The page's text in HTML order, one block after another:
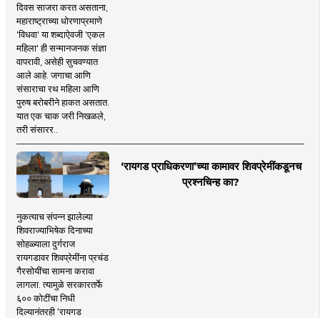
दिवस साजरा करत असताना,
महाराष्ट्राच्या धोरणाप्रमाणे
'विधवा' या शब्दाऐवजी 'एकल
महिला' ही सन्मानजनक संज्ञा
वापरावी, असेही सुचवण्यात
आले आहे. जगाचा आणि
संसाराचा रथ महिला आणि
पुरुष बरोबरीने हाकत असतात.
यात एक चाक जरी निखळले,
तरी संसारर..
‘रायगड प्राधिकरणा’च्या कामावर शिवप्रेमींकडूनच
प्रश्नचिन्ह का?
नुकत्याच संपन्न झालेल्या
शिवराज्याभिषेक दिनाच्या
सोहळ्याला दुर्गराज
रायगडावर शिवप्रेमींना प्रचंड
गैरसोयींचा सामना करावा
लागला. त्यामुळे सरकारतर्फे
६०० कोटींचा निधी
दिल्यानंतरही ‘रायगड